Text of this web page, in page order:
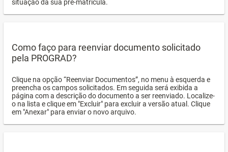
situação da sua pré-matrícula.
Como faço para reenviar documento solicitado
pela PROGRAD?
Clique na opção “Reenviar Documentos”, no menu à esquerda e
preencha os campos solicitados. Em seguida será exibida a
página com a descrição do documento a ser reenviado. Localize-
o na lista e clique em "Excluir" para excluir a versão atual. Clique
em "Anexar" para enviar o novo arquivo.